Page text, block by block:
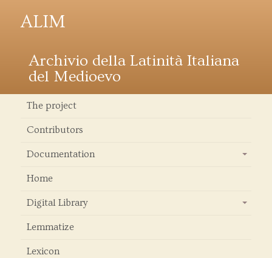
ALIM
Archivio della Latinità Italiana
del Medioevo
The project
Contributors
Documentation
Home
Digital Library
Lemmatize
Lexicon